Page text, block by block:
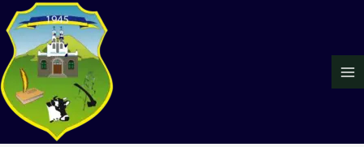
al
contenido